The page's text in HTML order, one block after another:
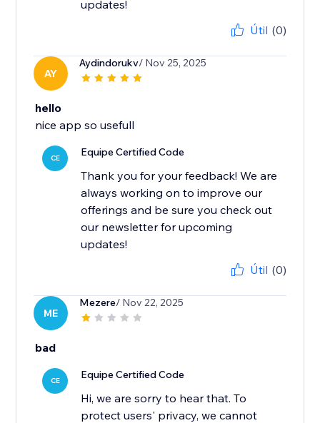
updates!
Útil (0)
AY
Aydindorukv/ Nov 25, 2025
hello
nice app so usefull
CE Equipe Certified Code
Thank you for your feedback! We are
always working on to improve our
offerings and be sure you check out
our newsletter for upcoming
updates!
Útil (0)
ME
Mezere/ Nov 22, 2025
bad
CE Equipe Certified Code
Hi, we are sorry to hear that. To
protect users' privacy, we cannot